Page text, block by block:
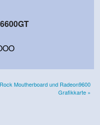
Moutherboard und Radeon9600
Grafikkarte »